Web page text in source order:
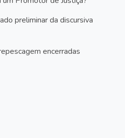
preliminar da discursiva
encerradas